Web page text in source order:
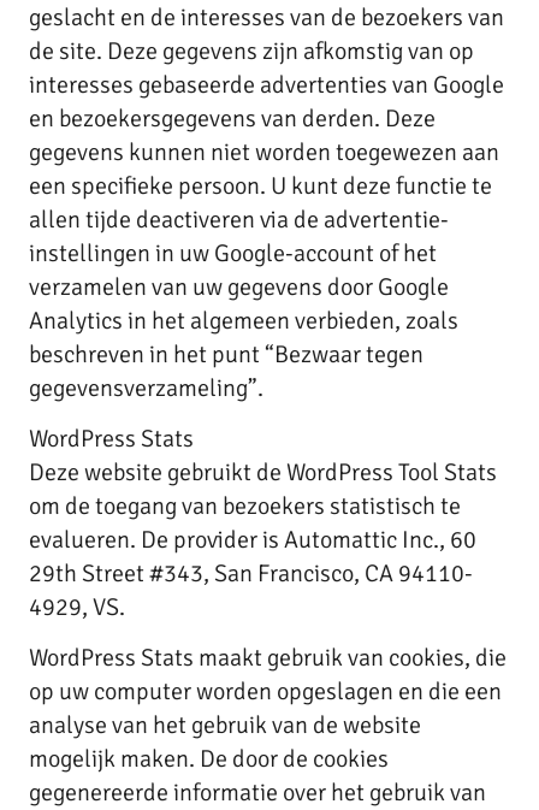
geslacht en de interesses van de bezoekers van
de site. Deze gegevens zijn afkomstig van op
interesses gebaseerde advertenties van Google
en bezoekersgegevens van derden. Deze
gegevens kunnen niet worden toegewezen aan
een specifieke persoon. U kunt deze functie te
allen tijde deactiveren via de advertentie-
instellingen in uw Google-account of het
verzamelen van uw gegevens door Google
Analytics in het algemeen verbieden, zoals
beschreven in het punt “Bezwaar tegen
gegevensverzameling”.
WordPress Stats
Deze website gebruikt de WordPress Tool Stats
om de toegang van bezoekers statistisch te
evalueren. De provider is Automattic Inc., 60
29th Street #343, San Francisco, CA 94110-
4929, VS.
WordPress Stats maakt gebruik van cookies, die
op uw computer worden opgeslagen en die een
analyse van het gebruik van de website
mogelijk maken. De door de cookies
gegenereerde informatie over het gebruik van